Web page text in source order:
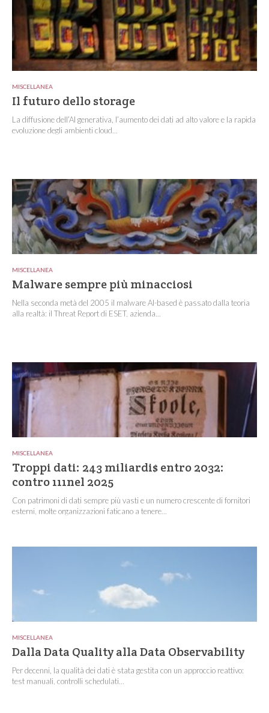
MISCELLANEA
Il futuro dello storage
La diffusione dell’AI generativa, l’aumento dei dati ad alto valore e la rapida
evoluzione degli ambienti cloud...
MISCELLANEA
Malware sempre più minacciosi
Nella seconda metà del 2005 il malware AI-based è passato dalla teoria
alla realtà: il Threat Report di ESET, azienda...
MISCELLANEA
Troppi dati: 243 miliardi$ entro 2032:
contro 111nel 2025
Con patrimoni di dati sempre più vasti e un numero crescente di fornitori
esterni, molte organizzazioni faticano a tenere...
MISCELLANEA
Dalla Data Quality alla Data Observability
Per decenni, la qualità dei dati è stata gestita con un approccio reattivo:
test manuali, controlli schedulati...